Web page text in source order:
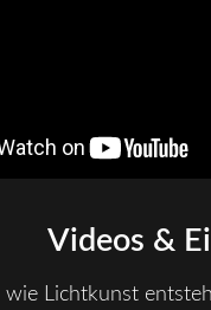
Videos &
wie Lichtkunst